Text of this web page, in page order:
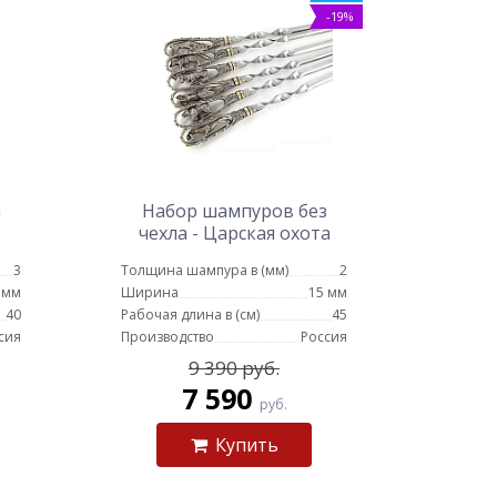
3
мм
40
-19%
Набор шампуров без
чехла - Царская охота
Толщина шампура в (мм)
2
Ширина
15 мм
Рабочая длина в (см)
45
Производство
Россия
9 390 руб.
7 590 руб.
Купить